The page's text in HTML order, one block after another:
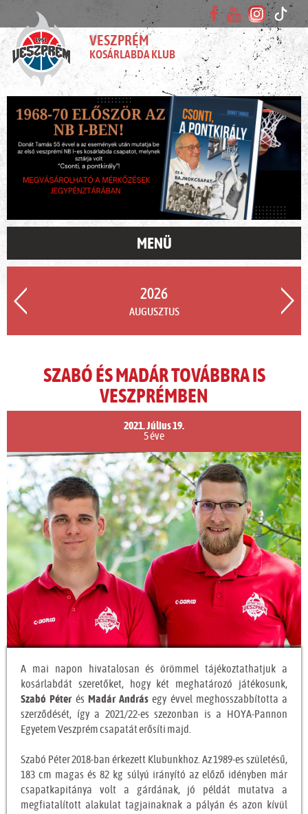
VESZPRÉM
KOSÁRLABDA KLUB
MENÜ
2026
AUGUSZTUS
SZABÓ ÉS MADÁR TOVÁBBRA IS
VESZPRÉMBEN
2021. Július 19.
5 éve
A mai napon hivatalosan és örömmel tájékoztathatjuk a
kosárlabdát szeretőket, hogy két meghatározó játékosunk,
Szabó Péter és Madár András egy évvel meghosszabbította a
szerződését, így a 2021/22-es szezonban is a HOYA-Pannon
Egyetem Veszprém csapatát erősíti majd.
Szabó Péter 2018-ban érkezett Klubunkhoz. Az 1989-es születésű,
183 cm magas és 82 kg súlyú irányító az előző idényben már
csapatkapitánya volt a gárdának, jó példát mutatva a
megfiatalított alakulat tagjainaknak a pályán és azon kívül